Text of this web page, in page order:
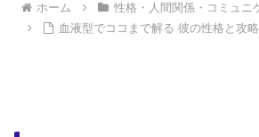
ホーム
性格・人間関係・コミュニ
血液型でココまで解る 彼の性格と攻